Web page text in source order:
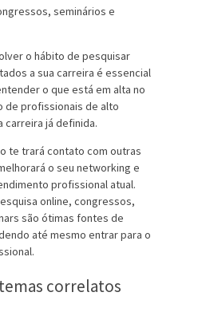
seminários e
o hábito de pesquisar
a sua carreira é essencial
o que está em alta no
de profissionais de alto
carreira já definida.
te trará contato com outras
o seu networking e
profissional atual.
online, congressos,
são ótimas fontes de
até mesmo entrar para o
correlatos